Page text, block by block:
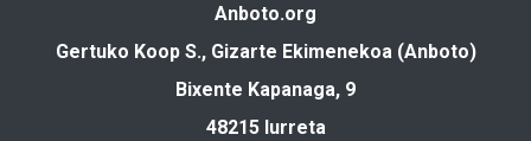
Anboto.org
Gertuko Koop S., Gizarte Ekimenekoa (Anboto)
Bixente Kapanaga, 9
48215 Iurreta